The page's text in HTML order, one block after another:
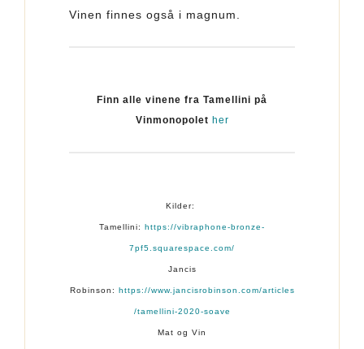
Vinen finnes også i magnum.
Finn alle vinene fra Tamellini på
Vinmonopolet her
Kilder:
Tamellini: https://vibraphone-bronze-
7pf5.squarespace.com/
Jancis
Robinson: https://www.jancisrobinson.com/articles
/tamellini-2020-soave
Mat og Vin